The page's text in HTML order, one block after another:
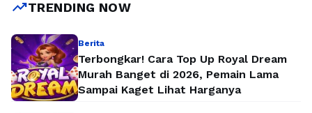
Selengkapnya
trending_upTRENDING NOW
Berita
Terbongkar! Cara Top Up Royal Dream
Murah Banget di 2026, Pemain Lama
Sampai Kaget Lihat Harganya